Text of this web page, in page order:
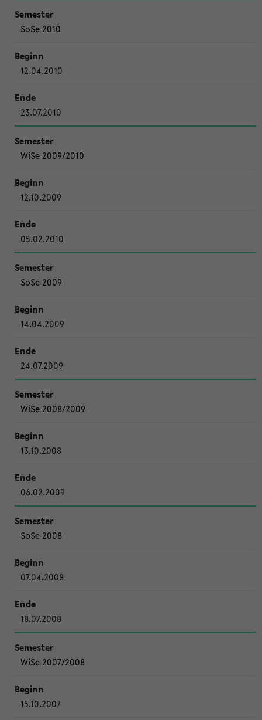
SoSe 2010
12.04.2010
23.07.2010
WiSe 2009/2010
12.10.2009
05.02.2010
SoSe 2009
14.04.2009
24.07.2009
WiSe 2008/2009
13.10.2008
06.02.2009
SoSe 2008
07.04.2008
18.07.2008
WiSe 2007/2008
15.10.2007